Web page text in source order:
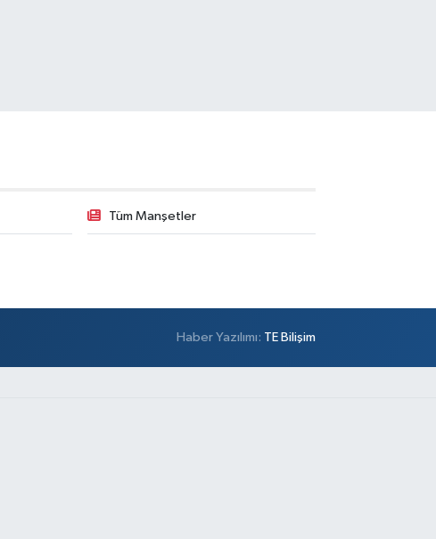
Tüm Manşetler
Haber Yazılımı: TE Bilişim